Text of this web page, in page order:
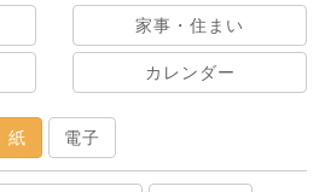
家事・住まい
カレンダー
紙 電子